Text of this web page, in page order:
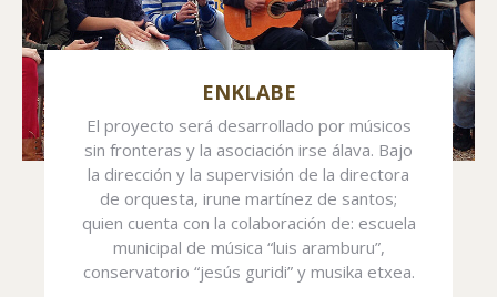
ENKLABE
El proyecto será desarrollado por músicos
sin fronteras y la asociación irse álava. Bajo
la dirección y la supervisión de la directora
de orquesta, irune martínez de santos;
quien cuenta con la colaboración de: escuela
municipal de música “luis aramburu”,
conservatorio “jesús guridi” y musika etxea.